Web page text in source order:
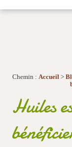
Chemin : Accueil>
Huiles